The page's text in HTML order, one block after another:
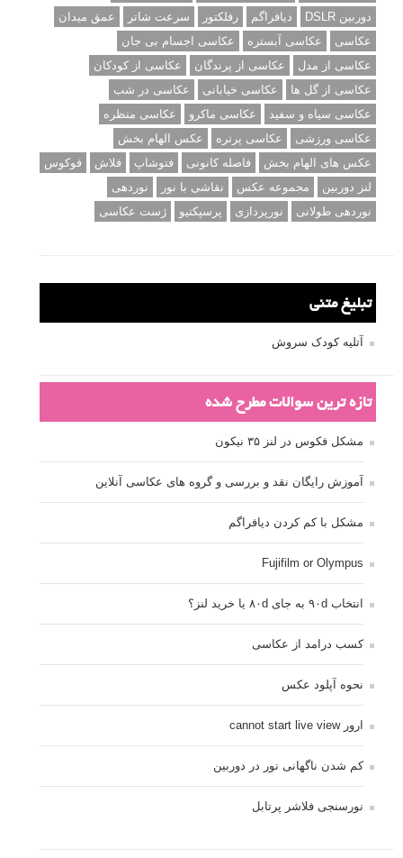
دوربین DSLR
دیافراگم رفلکتور سرعت شاتر
عمق میدان
عکاسی
عکاسی آبستره
عکاسی اجسام بی جان
عکاسی از مدل
عکاسی از پرندگان
عکاسی از کودکان
عکاسی از گل ها
عکاسی خیابانی
عکاسی در شب
عکاسی سیاه و سفید
عکاسی ماکرو
عکاسی منظره
عکاسی ورزشی
عکاسی پرتره
عکس الهام بخش
عکس های الهام بخش
فاصله کانونی فتوشاپ فلاش
فوکوس
لنز دوربین
مجموعه عکس نقاشی با نور
نوردهی
نوردهی طولانی
نورپردازی پرسپکتیو ژست عکاسی
تبلیغ متنی
آتلیه کودک سروش
تازه ترین سوالات مطرح شده
مشکل فکوس در لنز ۳۵ نیکون
آموزش رایگان نقد و بررسی و گروه های عکاسی آنلاین
مشکل با کم کردن دیافراگم
Fujifilm or Olympus
انتخاب ۹۰d به جای ۸۰d یا خرید لنز؟
کسب درامد از عکاسی
نحوه آپلود عکس
ارور cannot start live view
کم شدن ناگهانی نور در دوربین
نورسنجی فلاشر پرتابل